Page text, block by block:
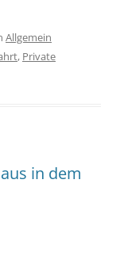
Allgemein
, Private
in dem